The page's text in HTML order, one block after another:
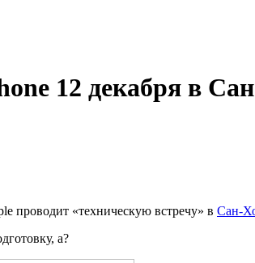
12 декабря в
проводит «техническую встречу» в Сан-
а?